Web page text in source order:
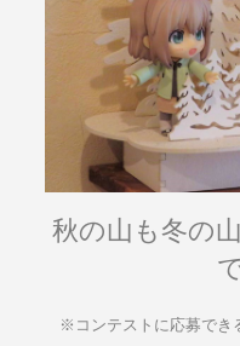
秋の山も冬の
※コンテストに応募でき